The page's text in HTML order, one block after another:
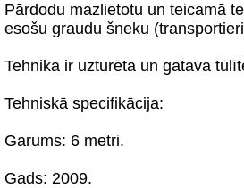
Pārdodu mazlietotu un teicamā
esošu graudu šneku
Tehnika ir uzturēta un gatava
Tehniskā specifikācija:
Garums: 6 metri.
Gads: 2009.